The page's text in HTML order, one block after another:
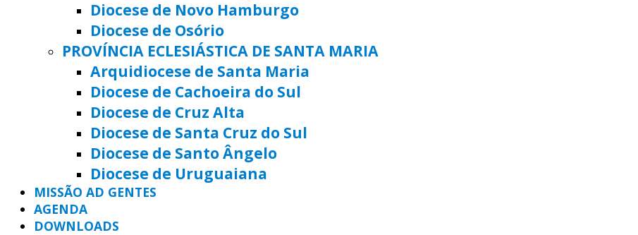
Diocese de Novo Hamburgo
Diocese de Osório
PROVÍNCIA ECLESIÁSTICA DE SANTA MARIA
Arquidiocese de Santa Maria
Diocese de Cachoeira do Sul
Diocese de Cruz Alta
Diocese de Santa Cruz do Sul
Diocese de Santo Ângelo
Diocese de Uruguaiana
MISSÃO AD GENTES
AGENDA
DOWNLOADS